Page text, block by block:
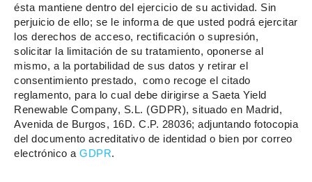
ésta mantiene dentro del ejercicio de su actividad. Sin
perjuicio de ello; se le informa de que usted podrá ejercitar
los derechos de acceso, rectificación o supresión,
solicitar la limitación de su tratamiento, oponerse al
mismo, a la portabilidad de sus datos y retirar el
consentimiento prestado, como recoge el citado
reglamento, para lo cual debe dirigirse a Saeta Yield
Renewable Company, S.L. (GDPR), situado en Madrid,
Avenida de Burgos, 16D. C.P. 28036; adjuntando fotocopia
del documento acreditativo de identidad o bien por correo
electrónico a GDPR.